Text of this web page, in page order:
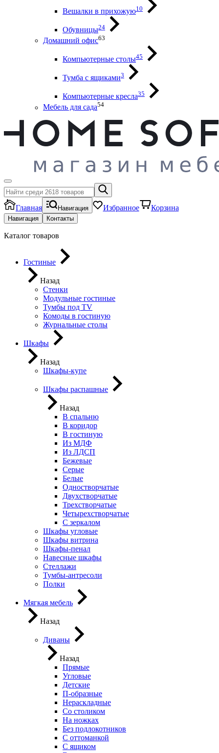
Вешалки в прихожую10
Обувницы24
Домашний офис63
Компьютерные столы45
Тумба с ящиками3
Компьютерные кресла35
Мебель для сада54
Главная Навигация Избранное Корзина
Навигация Контакты
Каталог товаров
Гостиные
Назад
Стенки
Модульные гостиные
Тумбы под ТV
Комоды в гостиную
Журнальные столы
Шкафы
Назад
Шкафы-купе
Шкафы распашные
Назад
В спальню
В коридор
В гостиную
Из МДФ
Из ЛДСП
Бежевые
Серые
Белые
Одностворчатые
Двухстворчатые
Трехстворчатые
Четырехстворчатые
С зеркалом
Шкафы угловые
Шкафы витрина
Шкафы-пенал
Навесные шкафы
Стеллажи
Тумбы-антресоли
Полки
Мягкая мебель
Назад
Диваны
Назад
Прямые
Угловые
Детские
П-образные
Нераскладные
Со столиком
На ножках
Без подлокотников
С оттоманкой
С ящиком